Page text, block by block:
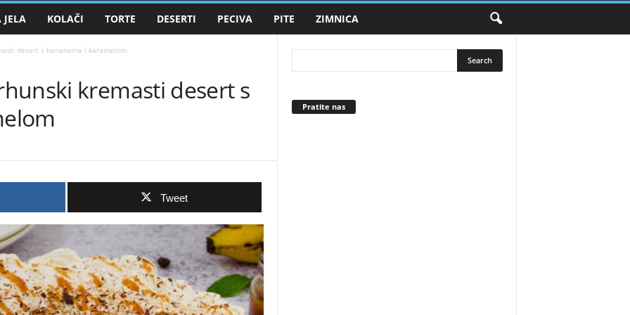
JELA KOLAČI TORTE DESERTI PECIVA PITE ZIMNICA
desert s bananama i karamelom
kremasti desert s
Tweet
Pratite nas